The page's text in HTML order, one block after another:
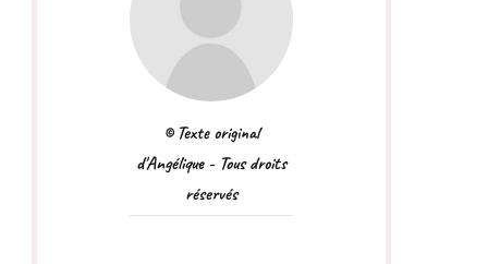
© Texte original
d'Angélique - Tous droits
réservés